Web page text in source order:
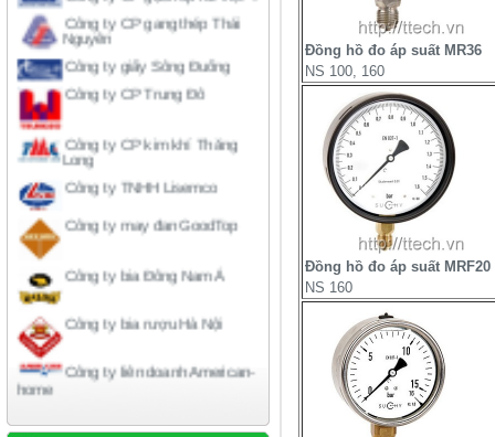
Công ty giấy Sông Đuống
Công ty CP Trung Đô
Công ty CP kim khí Thăng
Long
Công ty TNHH Lisemco
Công ty may đan GoodTop
Công ty bia Đông Nam Á
Công ty bia rượu Hà Nội
Công ty liên doanh American-
home
Công ty xi măng Hải Phòng
Đồng hồ đo áp suất MR36
NS 100, 160
Đồng hồ đo áp suất MRF20
NS 160